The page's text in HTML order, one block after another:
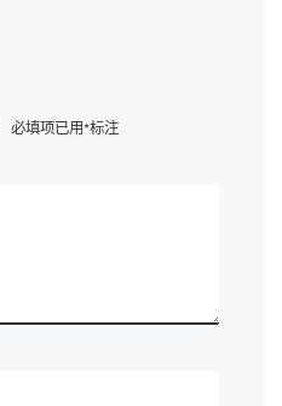
必填项已用*标注